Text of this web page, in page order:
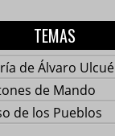
TEMAS
de Álvaro Ulcué
de Mando
de los Pueblos